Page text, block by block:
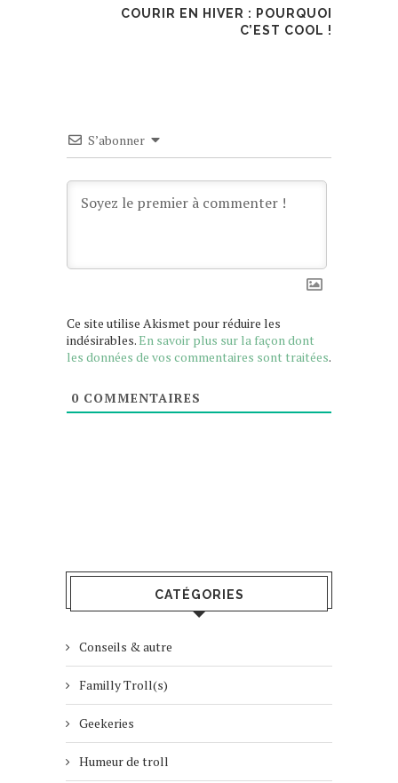
COURIR EN HIVER : POURQUOI
C’EST COOL !
S’abonner
Ce site utilise Akismet pour réduire les
indésirables.En savoir plus sur la façon dont
les données de vos commentaires sont traitées.
0 COMMENTAIRES
CATÉGORIES
Conseils & autre
Familly Troll(s)
Geekeries
Humeur de troll